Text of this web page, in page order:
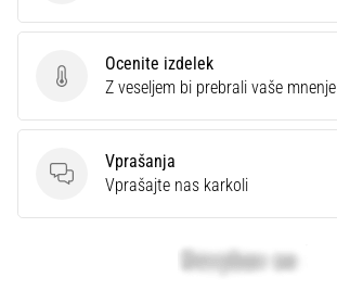
Ocenite izdelek
Ocenite izdelek
Z veseljem bi prebrali vaše mnenje
Vprašanja
Vprašanja
Vprašajte nas karkoli